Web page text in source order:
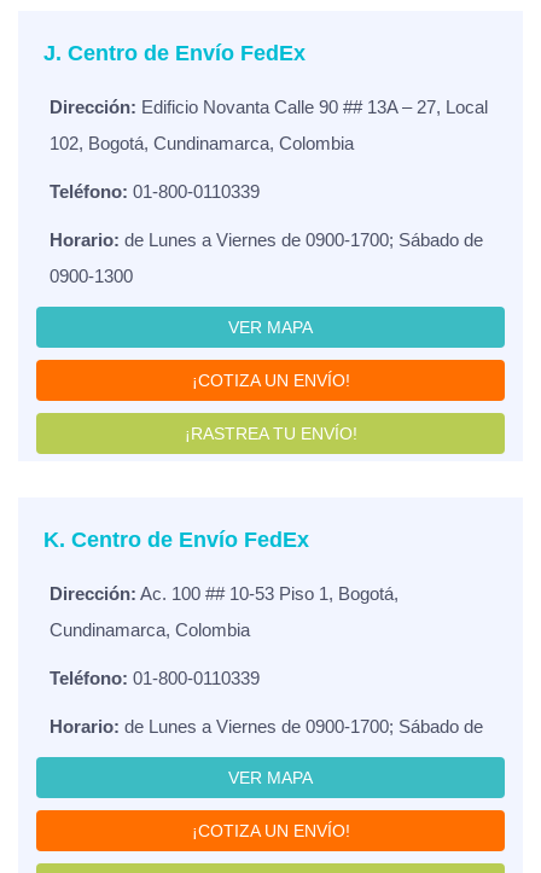
J. Centro de Envío FedEx
Dirección: Edificio Novanta Calle 90 ## 13A – 27, Local
102, Bogotá, Cundinamarca, Colombia
Teléfono: 01-800-0110339
Horario: de Lunes a Viernes de 0900-1700; Sábado de
0900-1300
VER MAPA
¡COTIZA UN ENVÍO!
¡RASTREA TU ENVÍO!
K. Centro de Envío FedEx
Dirección: Ac. 100 ## 10-53 Piso 1, Bogotá,
Cundinamarca, Colombia
Teléfono: 01-800-0110339
Horario: de Lunes a Viernes de 0900-1700; Sábado de
VER MAPA
¡COTIZA UN ENVÍO!